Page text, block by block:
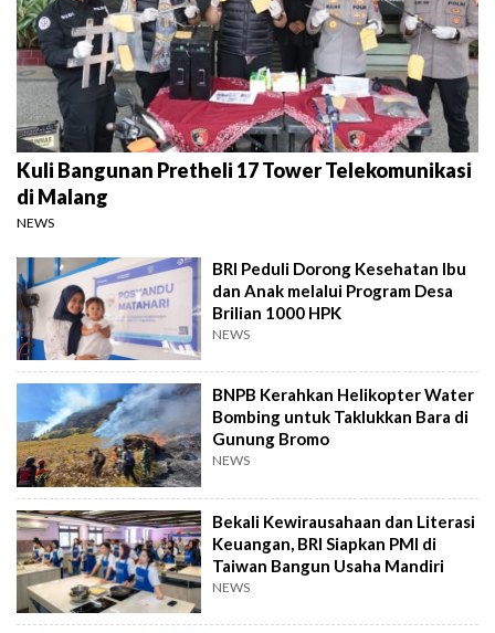
Kuli Bangunan Pretheli 17 Tower Telekomunikasi
di Malang
NEWS
BRI Peduli Dorong Kesehatan Ibu
dan Anak melalui Program Desa
Brilian 1000 HPK
NEWS
BNPB Kerahkan Helikopter Water
Bombing untuk Taklukkan Bara di
Gunung Bromo
NEWS
Bekali Kewirausahaan dan Literasi
Keuangan, BRI Siapkan PMI di
Taiwan Bangun Usaha Mandiri
NEWS